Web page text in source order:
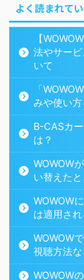
よく読まれて
【
法やサー
いて
「
みや使い
B-CASカ
は？
WOWOW
い替えたと
WOWOW
は適用され
WOWOW
視聴方法な
WOWOW